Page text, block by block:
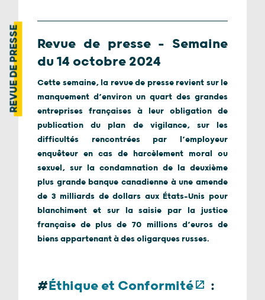
REVUE DE PRESSE
Revue de presse – Semaine
du 14 octobre 2024
Cette semaine, la revue de presse revient sur le
manquement d’environ un quart des grandes
entreprises françaises à leur obligation de
publication du plan de vigilance, sur les
difficultés rencontrées par l’employeur
enquêteur en cas de harcèlement moral ou
sexuel, sur la condamnation de la deuxième
plus grande banque canadienne à une amende
de 3 milliards de dollars aux États-Unis pour
blanchiment et sur la saisie par la justice
française de plus de 70 millions d’euros de
biens appartenant à des oligarques russes.
#Éthique et Conformité :